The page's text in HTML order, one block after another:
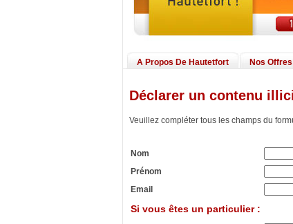
A Propos De Hautetfort Nos Offres
Déclarer un contenu
Veuillez compléter tous les champs du
Nom
Prénom
Email
Si vous êtes un particulier :